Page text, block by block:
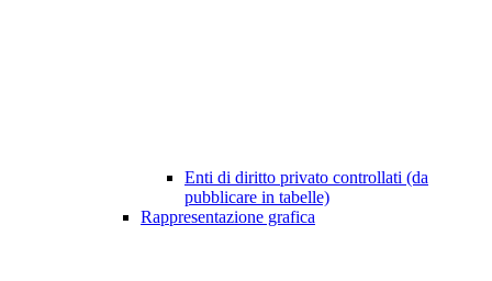
Enti di diritto privato controllati (da
pubblicare in tabelle)
Rappresentazione grafica